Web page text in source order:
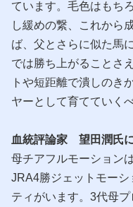
ています。毛色はもち
し緩めの繋、これから
ば、父とさらに似た馬
では勝ち上がることさ
トや短距離で潰しのき
ヤーとして育てていく
血統評論家 望田潤氏
母チアフルモーション
JRA4勝ジェットモー
ティがいます。3代母